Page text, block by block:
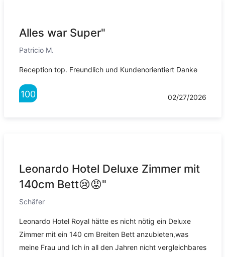
Alles war Super"
Patricio M.
Reception top. Freundlich und Kundenorientiert Danke
100 02/27/2026
Leonardo Hotel Deluxe Zimmer mit
140cm Bett😢😡"
Schäfer
Leonardo Hotel Royal hätte es nicht nötig ein Deluxe
Zimmer mit ein 140 cm Breiten Bett anzubieten,was
meine Frau und Ich in all den Jahren nicht vergleichbares